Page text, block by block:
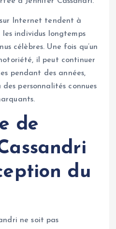
sur Internet tendent à
individus longtemps
célèbres. Une fois qu’un
il peut continuer
pendant des années,
des personnalités connues
de
du
ne soit pas